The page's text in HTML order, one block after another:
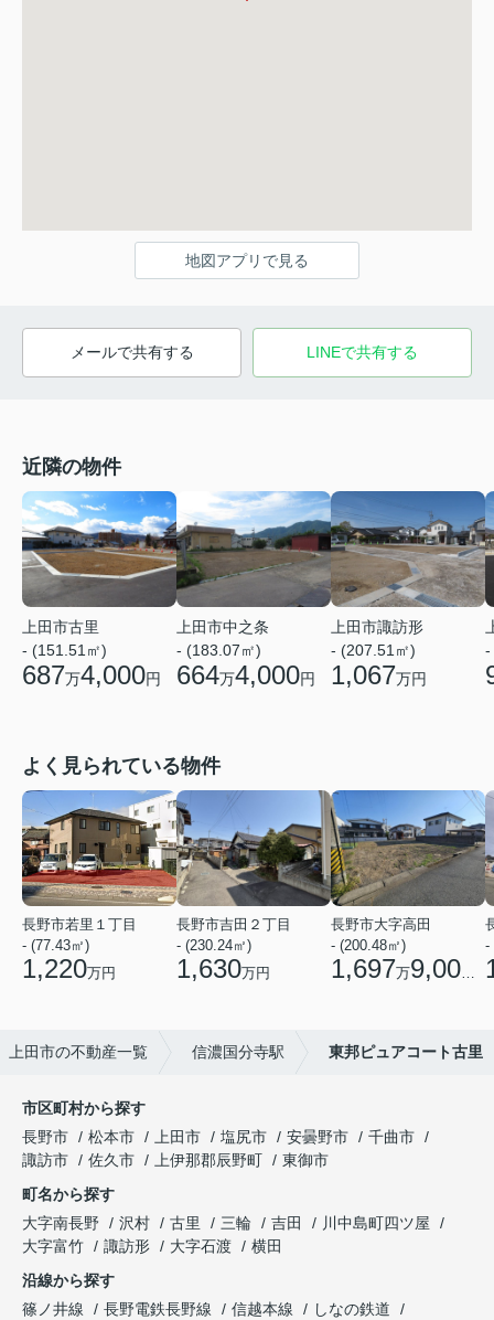
地図アプリで見る
メールで共有する LINEで共有する
近隣の物件
上田市古里
- (151.51㎡)
687万4,000円
上田市中之条
- (183.07㎡)
664万4,000円
上田市諏訪形
- (207.51㎡)
1,067万円
-
よく見られている物件
長野市若里１丁目
- (77.43㎡)
1,220万円
長野市吉田２丁目
- (230.24㎡)
1,630万円
長野市大字高田
- (200.48㎡)
1,697万9,000 円
-
上田市の不動産一覧 信濃国分寺駅 東邦ピュアコート古里
市区町村から探す
長野市
松本市 上田市 塩尻市 安曇野市
千曲市
諏訪市
佐久市 上伊那郡辰野町
東御市
町名から探す
大字南長野
沢村 古里 三輪 吉田
川中島町四ツ屋
大字富竹
諏訪形 大字石渡
横田
沿線から探す
篠ノ井線
長野電鉄長野線 信越本線
しなの鉄道